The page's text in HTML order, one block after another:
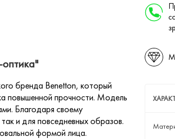
бренда Benetton, который
повышенной прочности. Модель
Благодаря своему
и для повседневных образов.
формой лица.